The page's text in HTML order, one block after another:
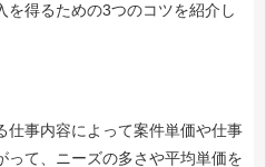
得るための3つのコツを紹介し
事内容によって案件単価や仕事
って、ニーズの多さや平均単価を